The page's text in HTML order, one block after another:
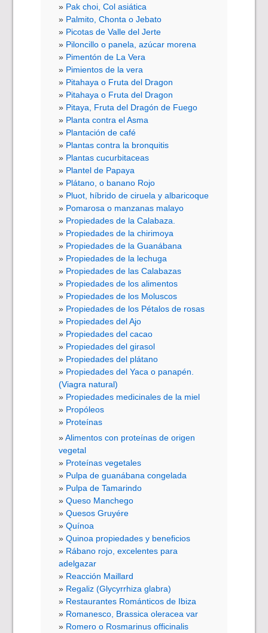
Pak choi, Col asiática
Palmito, Chonta o Jebato
Picotas de Valle del Jerte
Piloncillo o panela, azúcar morena
Pimentón de La Vera
Pimientos de la vera
Pitahaya o Fruta del Dragon
Pitahaya o Fruta del Dragon
Pitaya, Fruta del Dragón de Fuego
Planta contra el Asma
Plantación de café
Plantas contra la bronquitis
Plantas cucurbitaceas
Plantel de Papaya
Plátano, o banano Rojo
Pluot, híbrido de ciruela y albaricoque
Pomarosa o manzanas malayo
Propiedades de la Calabaza.
Propiedades de la chirimoya
Propiedades de la Guanábana
Propiedades de la lechuga
Propiedades de las Calabazas
Propiedades de los alimentos
Propiedades de los Moluscos
Propiedades de los Pétalos de rosas
Propiedades del Ajo
Propiedades del cacao
Propiedades del girasol
Propiedades del plátano
Propiedades del Yaca o panapén.
(Viagra natural)
Propiedades medicinales de la miel
Propóleos
Proteínas
Alimentos con proteínas de origen
vegetal
Proteínas vegetales
Pulpa de guanábana congelada
Pulpa de Tamarindo
Queso Manchego
Quesos Gruyére
Quínoa
Quinoa propiedades y beneficios
Rábano rojo, excelentes para
adelgazar
Reacción Maillard
Regaliz (Glycyrrhiza glabra)
Restaurantes Románticos de Ibiza
Romanesco, Brassica oleracea var
Romero o Rosmarinus officinalis